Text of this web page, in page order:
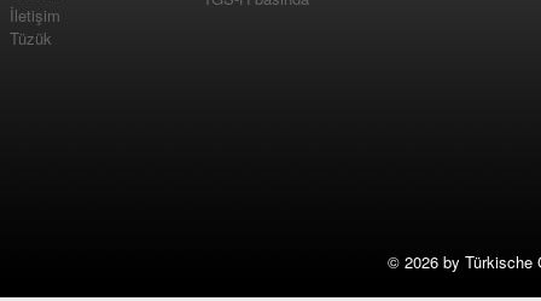
İletişim
Tüzük
© 2026 by Türkische